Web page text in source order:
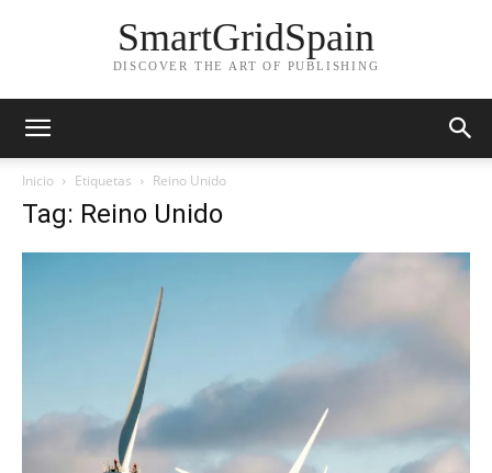
SmartGridSpain
DISCOVER THE ART OF PUBLISHING
Inicio Etiquetas Reino Unido
Tag: Reino Unido